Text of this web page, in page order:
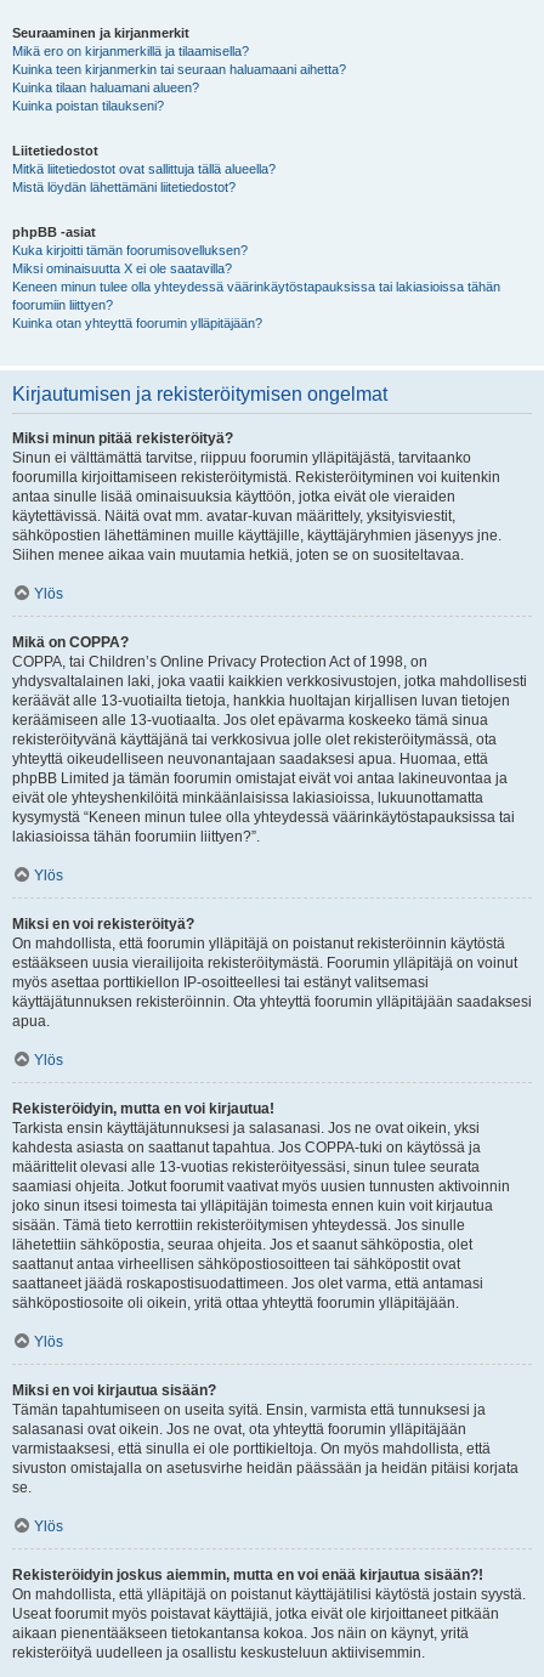
Seuraaminen ja kirjanmerkit
Mikä ero on kirjanmerkillä ja tilaamisella?
Kuinka teen kirjanmerkin tai seuraan haluamaani aihetta?
Kuinka tilaan haluamani alueen?
Kuinka poistan tilaukseni?
Liitetiedostot
Mitkä liitetiedostot ovat sallittuja tällä alueella?
Mistä löydän lähettämäni liitetiedostot?
phpBB -asiat
Kuka kirjoitti tämän foorumisovelluksen?
Miksi ominaisuutta X ei ole saatavilla?
Keneen minun tulee olla yhteydessä väärinkäytöstapauksissa tai lakiasioissa tähän
foorumiin liittyen?
Kuinka otan yhteyttä foorumin ylläpitäjään?
Kirjautumisen ja rekisteröitymisen ongelmat
Miksi minun pitää rekisteröityä?
Sinun ei välttämättä tarvitse, riippuu foorumin ylläpitäjästä, tarvitaanko
foorumilla kirjoittamiseen rekisteröitymistä. Rekisteröityminen voi kuitenkin
antaa sinulle lisää ominaisuuksia käyttöön, jotka eivät ole vieraiden
käytettävissä. Näitä ovat mm. avatar-kuvan määrittely, yksityisviestit,
sähköpostien lähettäminen muille käyttäjille, käyttäjäryhmien jäsenyys jne.
Siihen menee aikaa vain muutamia hetkiä, joten se on suositeltavaa.
Ylös
Mikä on COPPA?
COPPA, tai Children’s Online Privacy Protection Act of 1998, on
yhdysvaltalainen laki, joka vaatii kaikkien verkkosivustojen, jotka mahdollisesti
keräävät alle 13-vuotiailta tietoja, hankkia huoltajan kirjallisen luvan tietojen
keräämiseen alle 13-vuotiaalta. Jos olet epävarma koskeeko tämä sinua
rekisteröityvänä käyttäjänä tai verkkosivua jolle olet rekisteröitymässä, ota
yhteyttä oikeudelliseen neuvonantajaan saadaksesi apua. Huomaa, että
phpBB Limited ja tämän foorumin omistajat eivät voi antaa lakineuvontaa ja
eivät ole yhteyshenkilöitä minkäänlaisissa lakiasioissa, lukuunottamatta
kysymystä “Keneen minun tulee olla yhteydessä väärinkäytöstapauksissa tai
lakiasioissa tähän foorumiin liittyen?”.
Ylös
Miksi en voi rekisteröityä?
On mahdollista, että foorumin ylläpitäjä on poistanut rekisteröinnin käytöstä
estääkseen uusia vierailijoita rekisteröitymästä. Foorumin ylläpitäjä on voinut
myös asettaa porttikiellon IP-osoitteellesi tai estänyt valitsemasi
käyttäjätunnuksen rekisteröinnin. Ota yhteyttä foorumin ylläpitäjään saadaksesi
apua.
Ylös
Rekisteröidyin, mutta en voi kirjautua!
Tarkista ensin käyttäjätunnuksesi ja salasanasi. Jos ne ovat oikein, yksi
kahdesta asiasta on saattanut tapahtua. Jos COPPA-tuki on käytössä ja
määrittelit olevasi alle 13-vuotias rekisteröityessäsi, sinun tulee seurata
saamiasi ohjeita. Jotkut foorumit vaativat myös uusien tunnusten aktivoinnin
joko sinun itsesi toimesta tai ylläpitäjän toimesta ennen kuin voit kirjautua
sisään. Tämä tieto kerrottiin rekisteröitymisen yhteydessä. Jos sinulle
lähetettiin sähköpostia, seuraa ohjeita. Jos et saanut sähköpostia, olet
saattanut antaa virheellisen sähköpostiosoitteen tai sähköpostit ovat
saattaneet jäädä roskapostisuodattimeen. Jos olet varma, että antamasi
sähköpostiosoite oli oikein, yritä ottaa yhteyttä foorumin ylläpitäjään.
Ylös
Miksi en voi kirjautua sisään?
Tämän tapahtumiseen on useita syitä. Ensin, varmista että tunnuksesi ja
salasanasi ovat oikein. Jos ne ovat, ota yhteyttä foorumin ylläpitäjään
varmistaaksesi, että sinulla ei ole porttikieltoja. On myös mahdollista, että
sivuston omistajalla on asetusvirhe heidän päässään ja heidän pitäisi korjata
se.
Ylös
Rekisteröidyin joskus aiemmin, mutta en voi enää kirjautua sisään?!
On mahdollista, että ylläpitäjä on poistanut käyttäjätilisi käytöstä jostain syystä.
Useat foorumit myös poistavat käyttäjiä, jotka eivät ole kirjoittaneet pitkään
aikaan pienentääkseen tietokantansa kokoa. Jos näin on käynyt, yritä
rekisteröityä uudelleen ja osallistu keskusteluun aktiivisemmin.